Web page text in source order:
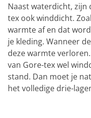
Naast waterdicht, zijn
tex ook winddicht.
warmte af en dat
je kleding. Wanneer
deze warmte
van Gore-tex wel
stand. Dan moet je
het volledige drie-